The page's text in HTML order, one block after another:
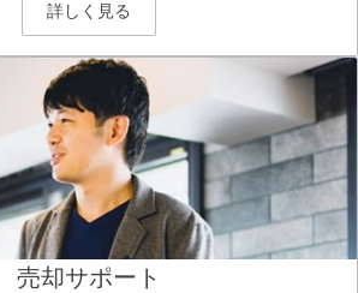
詳しく見る
売却サポート